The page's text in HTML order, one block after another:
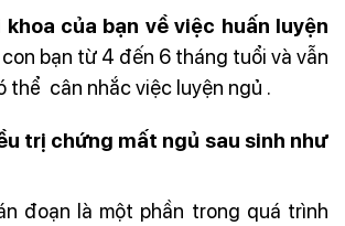
của bạn về việc huấn luyện
con bạn từ 4 đến 6 tháng tuổi và vẫn
thể cân nhắc việc luyện ngủ .
trị chứng mất ngủ sau sinh như
đoạn là một phần trong quá trình